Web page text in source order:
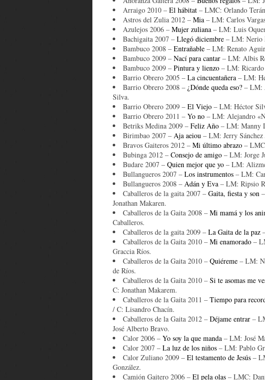
Arraigo 2010 – El hábitat – LMC: Orlando
Astros del Zulia 2012 – Mia – LM: Carlos
Azulejos 2006 – Mujer zuliana – LM: Luis
Bachigaita 2007 – Llegó diciembre – LM: Nerio
Bambuco 2008 – Entrañable – LM: Renato
Bambuco 2009 – Nací para cantar – LM: Albis
Bambuco 2009 – Pintura y lienzo – LM:
Barrio Obrero 2005 – La cincuentañera – LM:
Barrio Obrero 2008 – ¿Dónde queda eso? – LM:
Silva.
Barrio Obrero 2009 – El Viejo – LM: Héctor
Barrio Obrero 2011 – Yo no – LM: Alejandro
Betriks Medina 2009 – Feliz Año – LM: Manny
Birimbao 2007 – Aja aeiou – LM: Jerry
Bravos Gaiteros 2012 – Mi último abrazo –
Bubinga 2012 – Consejo de amigo – LM: Jorge
Budare 2007 – Quien mejor que yo – LM:
Bullangueros 2007 – Los instrumentos – LM:
Bullangueros 2008 – Adán y Eva – LM: Ripsio
Caballeros de la gaita 2007 – Gaita, fiesta y son
Jonathan Makaren.
Caballeros de la Gaita 2008 – Mi mamá y los
Caballeros.
Caballeros de la gaita 2009 – La Gaita de la paz
Caballeros de la Gaita 2010 – Mi enamorado –
Graccia Ríos.
Caballeros de la Gaita 2010 – Quiéreme – LM:
de Ríos.
Caballeros de la Gaita 2010 – Si te asomas me
C: Jonathan Makarem.
Caballeros de la Gaita 2011 – Tiempo para
/ C: Lisandro Chacín.
Caballeros de la Gaita 2012 – Déjame entrar –
José Alberto Bravo.
Calor 2006 – Yo soy la que manda – LM: José
Calor 2007 – La luz de los niños – LM: Pablo
Calor Zuliano 2009 – El testamento de Jesús –
González.
Camión Gaitero 2006 – El pela olas – LMC: